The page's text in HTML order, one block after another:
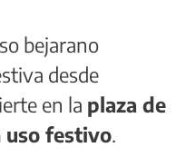
bejarano
desde
en la plaza de
uso festivo.